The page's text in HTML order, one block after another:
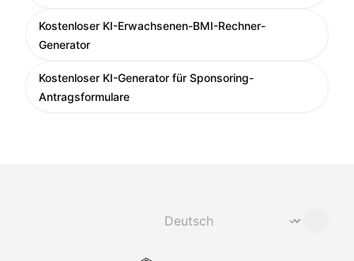
Kostenloser KI-Erwachsenen-BMI-Rechner-
Generator
Kostenloser KI-Generator für Sponsoring-
Antragsformulare
⌄